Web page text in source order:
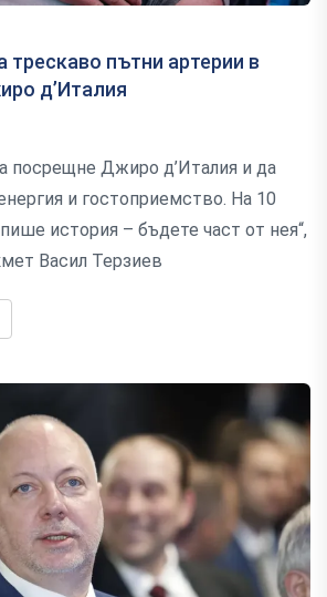
пътни артерии в
д’Италия
посрещне Джиро д’Италия и да
и гостоприемство. На 10
история – бъдете част от нея“,
Васил Терзиев